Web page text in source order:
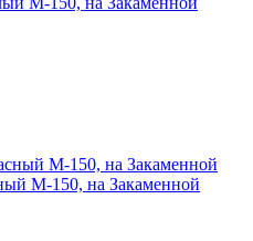
М-150, на Закаменной